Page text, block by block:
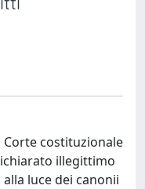
Corte costituzionale
illegittimo
luce dei canonii